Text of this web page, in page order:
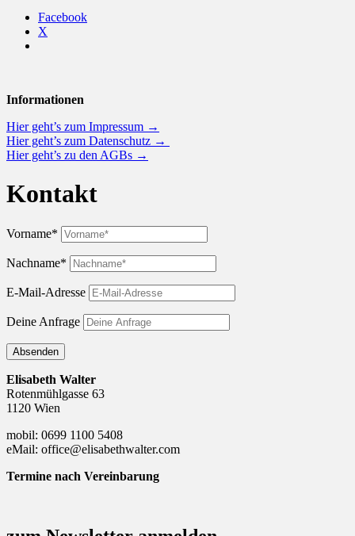
Facebook
X
Informationen
Hier geht’s zum Impressum →
Hier geht’s zum Datenschutz →
Hier geht’s zu den AGBs →
Kontakt
Vorname*
Nachname*
E-Mail-Adresse
Deine Anfrage
Absenden
Elisabeth Walter
Rotenmühlgasse 63
1120 Wien
mobil: 0699 1100 5408
eMail: office@elisabethwalter.com
Termine nach Vereinbarung